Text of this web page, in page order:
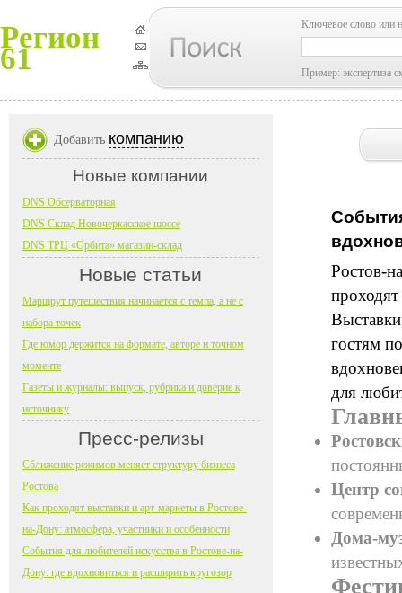
Регион
61
Ключевое слово или
Пример: экспертиза
Ростов-
гостям
для
Центр
Дома-
Добавить компанию
Новые компании
DNS Обсерваторная
DNS Склад Новочеркасское шоссе
DNS ТРЦ «Орбита» магазин-склад
Новые статьи
Маршрут путешествия начинается с темпа, а не с
набора точек
Где юмор держится на формате, авторе и точном
моменте
Газеты и журналы: выпуск, рубрика и доверие к
источнику
Пресс-релизы
Сближение режимов меняет структуру бизнеса
Ростова
Как проходят выставки и арт-маркеты в Ростове-
на-Дону: атмосфера, участники и особенности
События для любителей искусства в Ростове-на-
Дону: где вдохновиться и расширить кругозор